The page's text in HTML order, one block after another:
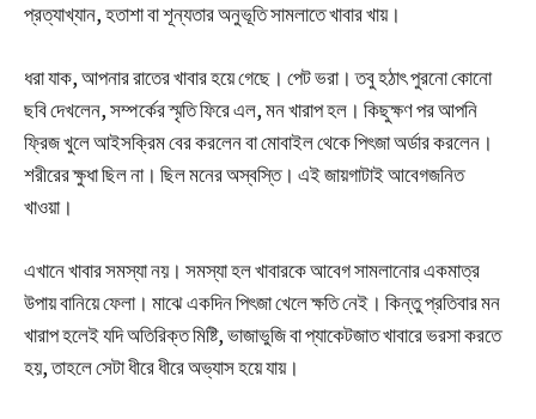
প্রত্যাখ্যান, হতাশা বা শূন্যতার অনুভূতি সামলাতে খাবার খায়।
ধরা যাক, আপনার রাতের খাবার হয়ে গেছে। পেট ভরা। তবু হঠাৎ পুরনো কোনো
ছবি দেখলেন, সম্পর্কের স্মৃতি ফিরে এল, মন খারাপ হল। কিছুক্ষণ পর আপনি
ফ্রিজ খুলে আইসক্রিম বের করলেন বা মোবাইল থেকে পিৎজা অর্ডার করলেন।
শরীরের ক্ষুধা ছিল না। ছিল মনের অস্বস্তি। এই জায়গাটাই আবেগজনিত
খাওয়া।
এখানে খাবার সমস্যা নয়। সমস্যা হল খাবারকে আবেগ সামলানোর একমাত্র
উপায় বানিয়ে ফেলা। মাঝে একদিন পিৎজা খেলে ক্ষতি নেই। কিন্তু প্রতিবার মন
খারাপ হলেই যদি অতিরিক্ত মিষ্টি, ভাজাভুজি বা প্যাকেটজাত খাবারে ভরসা করতে
হয়, তাহলে সেটা ধীরে ধীরে অভ্যাস হয়ে যায়।